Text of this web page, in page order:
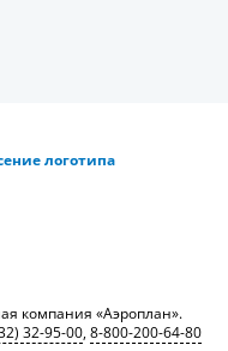
логотипа
компания «Аэроплан».
32-95-00,8-800-200-64-80